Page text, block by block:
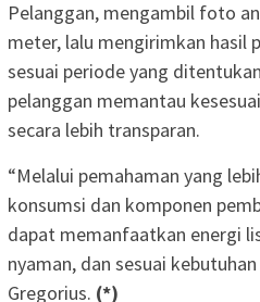
Pelanggan, mengambil foto
meter, lalu mengirimkan hasil
sesuai periode yang
pelanggan memantau
secara lebih transparan.
“Melalui pemahaman yang
konsumsi dan komponen
dapat memanfaatkan energi
nyaman, dan sesuai
Gregorius. (*)